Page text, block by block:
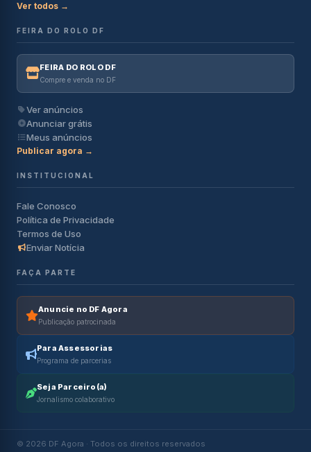
Ver todos →
FEIRA DO ROLO DF
FEIRA DO ROLO DF
Compre e venda no DF
Ver anúncios
Anunciar grátis
Meus anúncios
Publicar agora →
INSTITUCIONAL
Fale Conosco
Política de Privacidade
Termos de Uso
Enviar Notícia
FAÇA PARTE
Anuncie no DF Agora
Publicação patrocinada
Para Assessorias
Programa de parcerias
Seja Parceiro(a)
Jornalismo colaborativo
© 2026 DF Agora · Todos os direitos reservados